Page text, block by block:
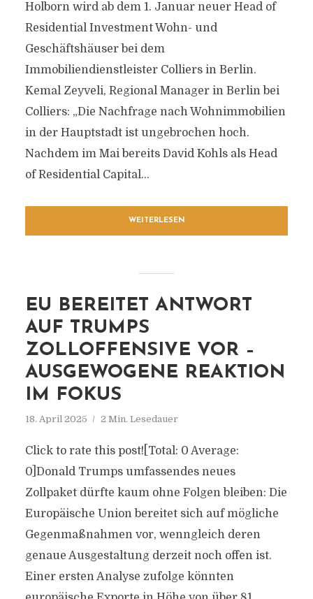
Holborn wird ab dem 1. Januar neuer Head of
Residential Investment Wohn- und
Geschäftshäuser bei dem
Immobiliendienstleister Colliers in Berlin.
Kemal Zeyveli, Regional Manager in Berlin bei
Colliers: „Die Nachfrage nach Wohnimmobilien
in der Hauptstadt ist ungebrochen hoch.
Nachdem im Mai bereits David Kohls als Head
of Residential Capital...
WEITERLESEN
EU BEREITET ANTWORT
AUF TRUMPS
ZOLLOFFENSIVE VOR –
AUSGEWOGENE REAKTION
IM FOKUS
18. April 2025 2 Min. Lesedauer
Click to rate this post![Total: 0 Average:
0]Donald Trumps umfassendes neues
Zollpaket dürfte kaum ohne Folgen bleiben: Die
Europäische Union bereitet sich auf mögliche
Gegenmaßnahmen vor, wenngleich deren
genaue Ausgestaltung derzeit noch offen ist.
Einer ersten Analyse zufolge könnten